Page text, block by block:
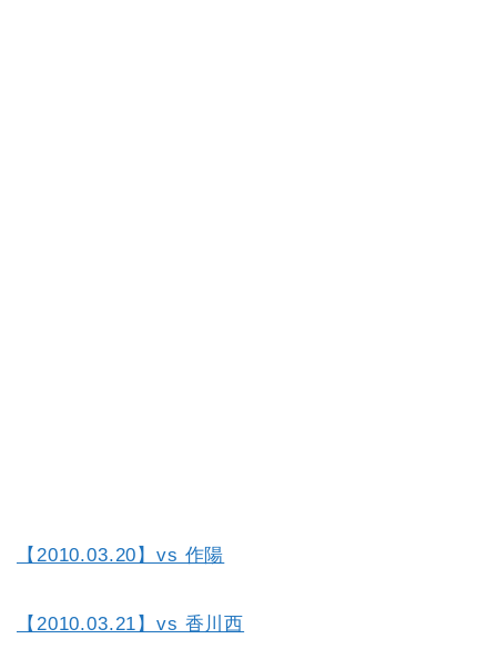
【2010.03.20】vs 作陽
【2010.03.21】vs 香川西